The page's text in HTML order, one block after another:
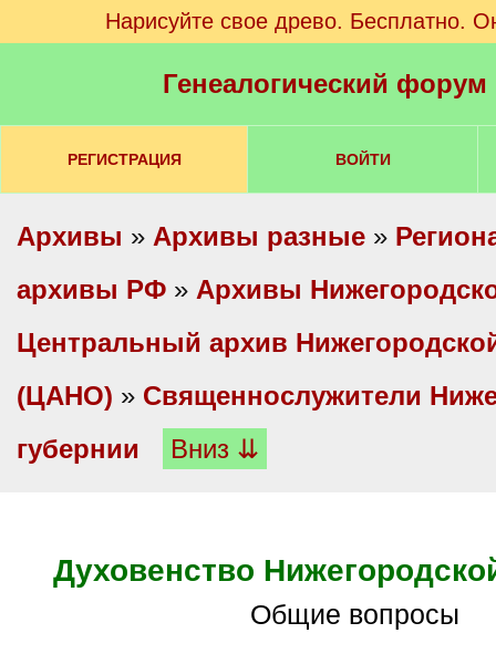
Нарисуйте свое древо. Бесплатно.
Генеалогический
РЕГИСТРАЦИЯ ВОЙТИ
Архивы » Архивы разные »
архивы РФ » Архивы
Центральный архив
(ЦАНО) » Священнослужители
губернии
Вниз ⇊
Духовенство
Общие вопросы